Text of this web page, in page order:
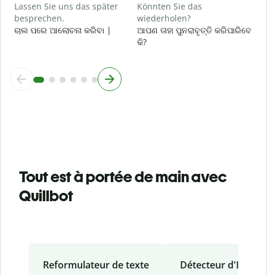
Lassen Sie uns das später
besprechen.
ଚାଲ ପରେ ଆଲୋଚନା କରିବା |
Könnten Sie das
wiederholen?
ଆପଣ ତାହା ପୁନରାବୃତ୍ତି କରିପାରିବେ
କି?
Tout est à portée de main avec
Quillbot
Reformulateur de texte Détecteur d'IA